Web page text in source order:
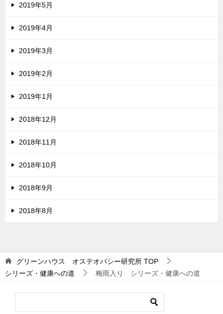
2019年5月
2019年4月
2019年3月
2019年2月
2019年1月
2018年12月
2018年11月
2018年10月
2018年9月
2018年8月
グリーンハウス オステオパシー研究所 TOP
シリーズ・健康への道
梅雨入り シリーズ・健康への道